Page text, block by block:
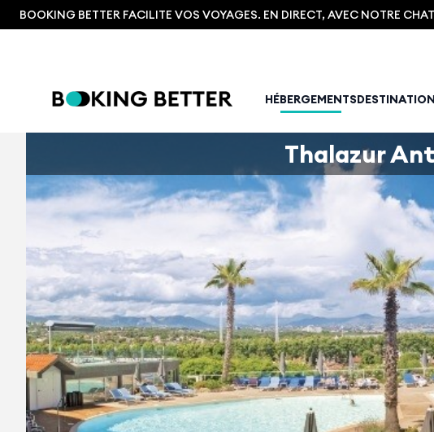
BOOKING BETTER FACILITE VOS VOYAGES. EN DIRECT, AVEC NOTRE
HÉBERGEMENTS
Thalazur